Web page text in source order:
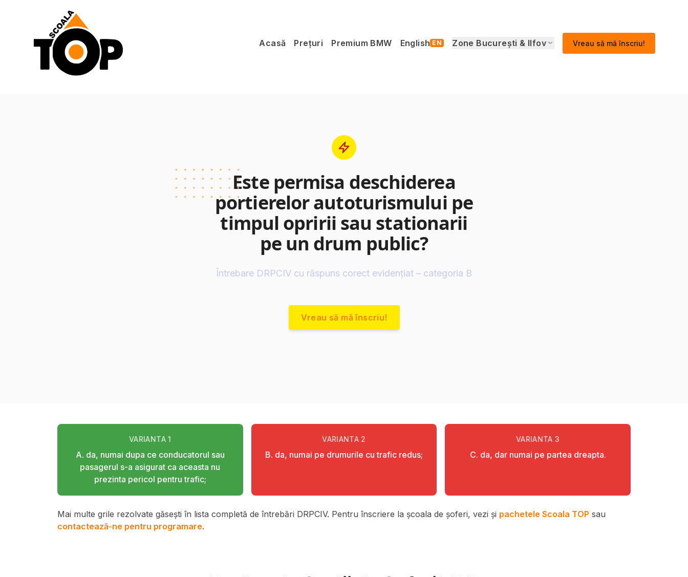
Scoala de Soferi TOP navigation
Acasă Prețuri Premium BMW English EN Zone București & Ilfov Vreau să mă înscriu!
Este permisa deschiderea
portierelor autoturismului pe
timpul opririi sau stationarii
pe un drum public?
Întrebare DRPCIV cu răspuns corect evidențiat – categoria B
Vreau să mă înscriu!
VARIANTA1
A. da, numai dupa ce conducatorul sau
pasagerul s-a asigurat ca aceasta nu
prezinta pericol pentru trafic;
VARIANTA 2
B. da, numai pe drumurile cu trafic redus;
VARIANTA3
C. da, dar numai pe partea dreapta.
Mai multe grile rezolvate găsești în lista completă de întrebări DRPCIV. Pentru înscriere la școala de șoferi, vezi și pachetele Scoala TOP sau
contactează-ne pentru programare.